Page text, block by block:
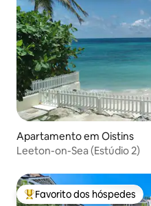
Apartamento em Oistins
Leeton-on-Sea (Estúdio 2)
Favoritos dos hóspedes
Favorito dos hóspedes